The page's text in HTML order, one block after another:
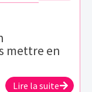
mettre en
Lire la suite